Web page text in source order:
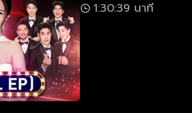
1:30:39 นาที